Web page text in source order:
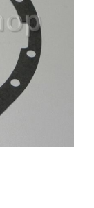
hinzufügen